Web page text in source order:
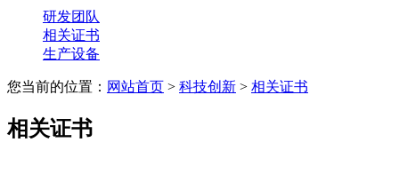
研发团队
相关证书
生产设备
您当前的位置： 网站首页 > 科技创新 > 相关证书
相关证书